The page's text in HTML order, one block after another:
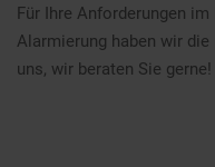
Für Ihre Anforderungen
Alarmierung haben wir
uns, wir beraten Sie gerne!